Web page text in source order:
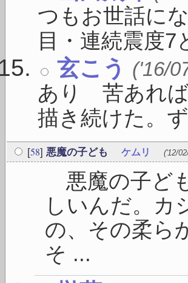
つもお世話に
目・連続震度7
玄こう ('16/
あり 苦あれ
描き続けた。
[58] 悪魔の子ども ケムリ ('12/
悪魔の子ど
しいんだ。カ
の、その柔ら
そ ...